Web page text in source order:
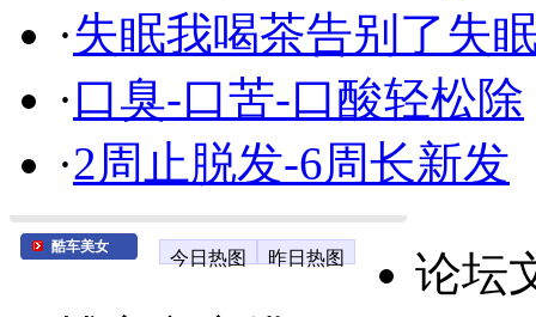
·失眠我喝茶告别了失
·口臭-口苦-口酸轻松除
·2周止脱发-6周长新发
酷车美女
今日热图 昨日热图
论坛